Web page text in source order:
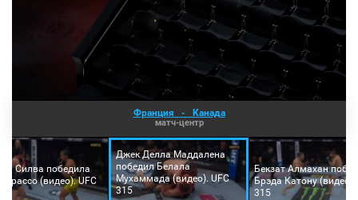
Франция - Канада
матч-центр
Силва победила
Грассо (видео). UFC
Джек Делла Маддалена
победил Белала
Мухаммада (видео). UFC
315
Бекзат Алмахан
Брэда Катону (видео).
315